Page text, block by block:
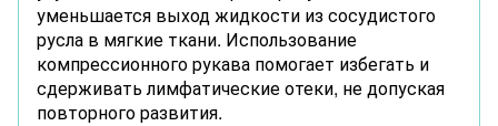
уменьшается выход жидкости из сосудистого
русла в мягкие ткани. Использование
компрессионного рукава помогает избегать и
сдерживать лимфатические отеки, не допуская
повторного развития.